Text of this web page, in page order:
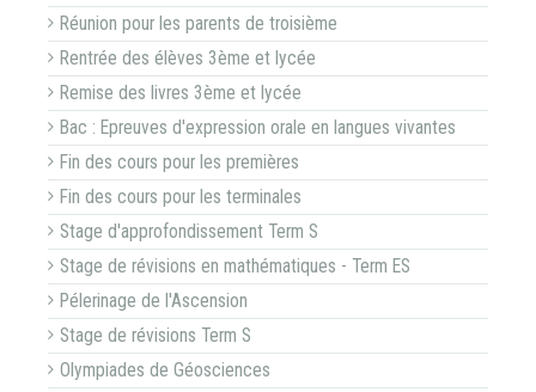
Réunion pour les parents de troisième
Rentrée des élèves 3ème et lycée
Remise des livres 3ème et lycée
Bac : Epreuves d'expression orale en langues vivantes
Fin des cours pour les premières
Fin des cours pour les terminales
Stage d'approfondissement Term S
Stage de révisions en mathématiques - Term ES
Pélerinage de l'Ascension
Stage de révisions Term S
Olympiades de Géosciences